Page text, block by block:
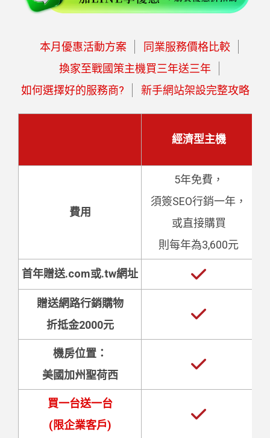
本月優惠活動方案
同業服務價格比較
換家至戰國策主機買三年送三年
如何選擇好的服務商?
新手網站架設完整攻略
經濟型主機
費用
5年免費，
須簽SEO行銷一年，
或直接購買
則每年為3,600元
首年贈送.com或.tw網址
贈送網路行銷購物
折抵金2000元
機房位置：
美國加州聖荷西
買一台送一台
(限企業客戶)